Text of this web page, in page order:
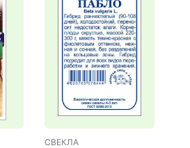
СВЕКЛА